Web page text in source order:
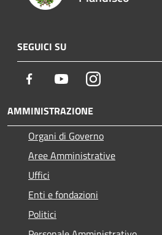
SEGUICI SU
Facebook YoutubeInstagram
AMMINISTRAZIONE
Organi di Governo
Aree Amministrative
Uffici
Enti e fondazioni
Politici